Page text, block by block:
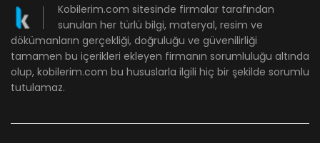
Kobilerim.com sitesinde firmalar tarafından
sunulan her türlü bilgi, materyal, resim ve
dökümanların gerçekliği, doğruluğu ve güvenilirliği
tamamen bu içerikleri ekleyen firmanın sorumluluğu altında
olup, kobilerim.com bu hususlarla ilgili hiç bir şekilde sorumlu
tutulamaz.